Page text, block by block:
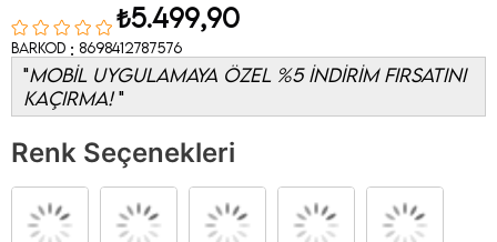
₺5.499,90
Barkod : 8698412787576
MOBİL UYGULAMAYA ÖZEL %5 İNDİRİM FIRSATINI
KAÇIRMA!
Renk Seçenekleri